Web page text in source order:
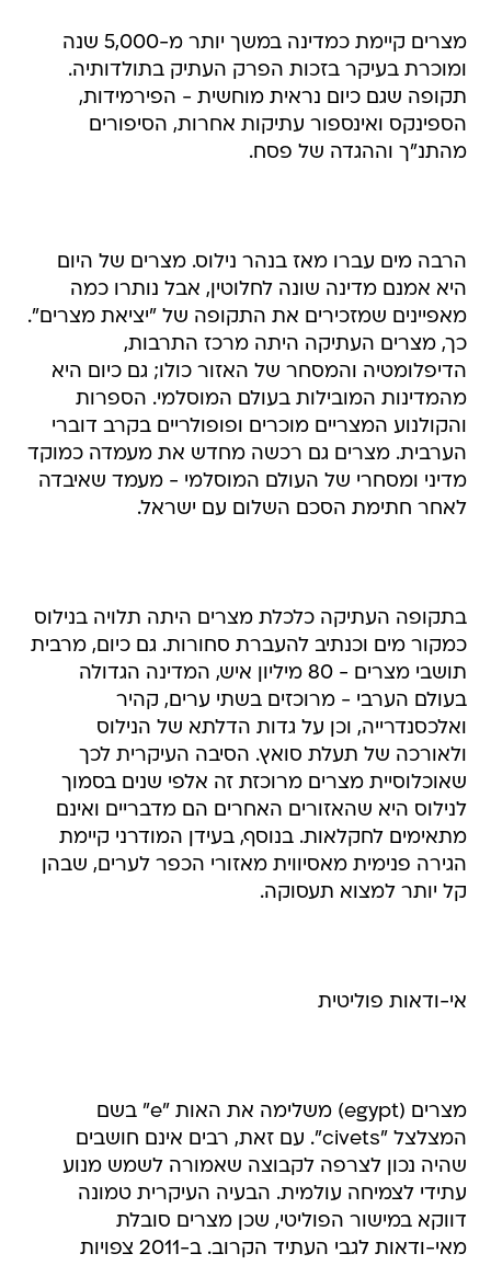
מצרים קיימת כמדינה במשך יותר מ-5,000 שנה
ומוכרת בעיקר בזכות הפרק העתיק בתולדותיה.
תקופה שגם כיום נראית מוחשית - הפירמידות,
הספינקס ואינספור עתיקות אחרות, הסיפורים
מהתנ"ך וההגדה של פסח.
הרבה מים עברו מאז בנהר נילוס. מצרים של היום
היא אמנם מדינה שונה לחלוטין, אבל נותרו כמה
מאפיינים שמזכירים את התקופה של "יציאת מצרים".
כך, מצרים העתיקה היתה מרכז התרבות,
הדיפלומטיה והמסחר של האזור כולו; גם כיום היא
מהמדינות המובילות בעולם המוסלמי. הספרות
והקולנוע המצריים מוכרים ופופולריים בקרב דוברי
הערבית. מצרים גם רכשה מחדש את מעמדה כמוקד
מדיני ומסחרי של העולם המוסלמי - מעמד שאיבדה
לאחר חתימת הסכם השלום עם ישראל.
בתקופה העתיקה כלכלת מצרים היתה תלויה בנילוס
כמקור מים וכנתיב להעברת סחורות. גם כיום, מרבית
תושבי מצרים - 80 מיליון איש, המדינה הגדולה
בעולם הערבי - מרוכזים בשתי ערים, קהיר
ואלכסנדרייה, וכן על גדות הדלתא של הנילוס
ולאורכה של תעלת סואץ. הסיבה העיקרית לכך
שאוכלוסיית מצרים מרוכזת זה אלפי שנים בסמוך
לנילוס היא שהאזורים האחרים הם מדבריים ואינם
מתאימים לחקלאות. בנוסף, בעידן המודרני קיימת
הגירה פנימית מאסיווית מאזורי הכפר לערים, שבהן
קל יותר למצוא תעסוקה.
אי-ודאות פוליטית
מצרים (egypt) משלימה את האות "e" בשם
המצלצל "civets". עם זאת, רבים אינם חושבים
שהיה נכון לצרפה לקבוצה שאמורה לשמש מנוע
עתידי לצמיחה עולמית. הבעיה העיקרית טמונה
דווקא במישור הפוליטי, שכן מצרים סובלת
מאי-ודאות לגבי העתיד הקרוב. ב-2011 צפויות